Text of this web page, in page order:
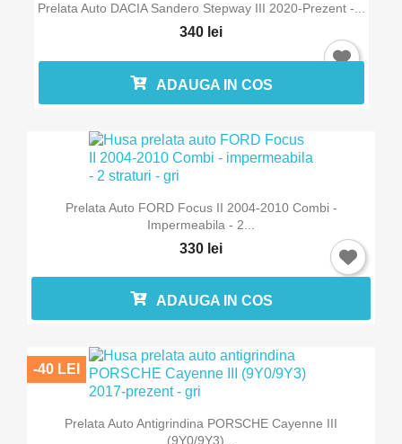
Prelata Auto DACIA Sandero Stepway III 2020-Prezent -...
340 lei
ADAUGA IN COS
Prelata Auto FORD Focus II 2004-2010 Combi -
Impermeabila - 2...
330 lei
ADAUGA IN COS
Prelata Auto Antigrindina PORSCHE Cayenne III
(9Y0/9Y3)...
-40 LEI